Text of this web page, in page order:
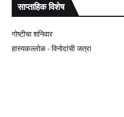
साप्ताहिक विशेष
गोष्टीचा शनिवार
हास्यकल्लोळ - विनोदांची जत्रा